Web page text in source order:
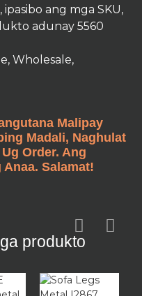
ang mga SKU,
adunay 5560
Wholesale,
Malipay
Madali, Naghulat
Order. Ang
Salamat!
produkto